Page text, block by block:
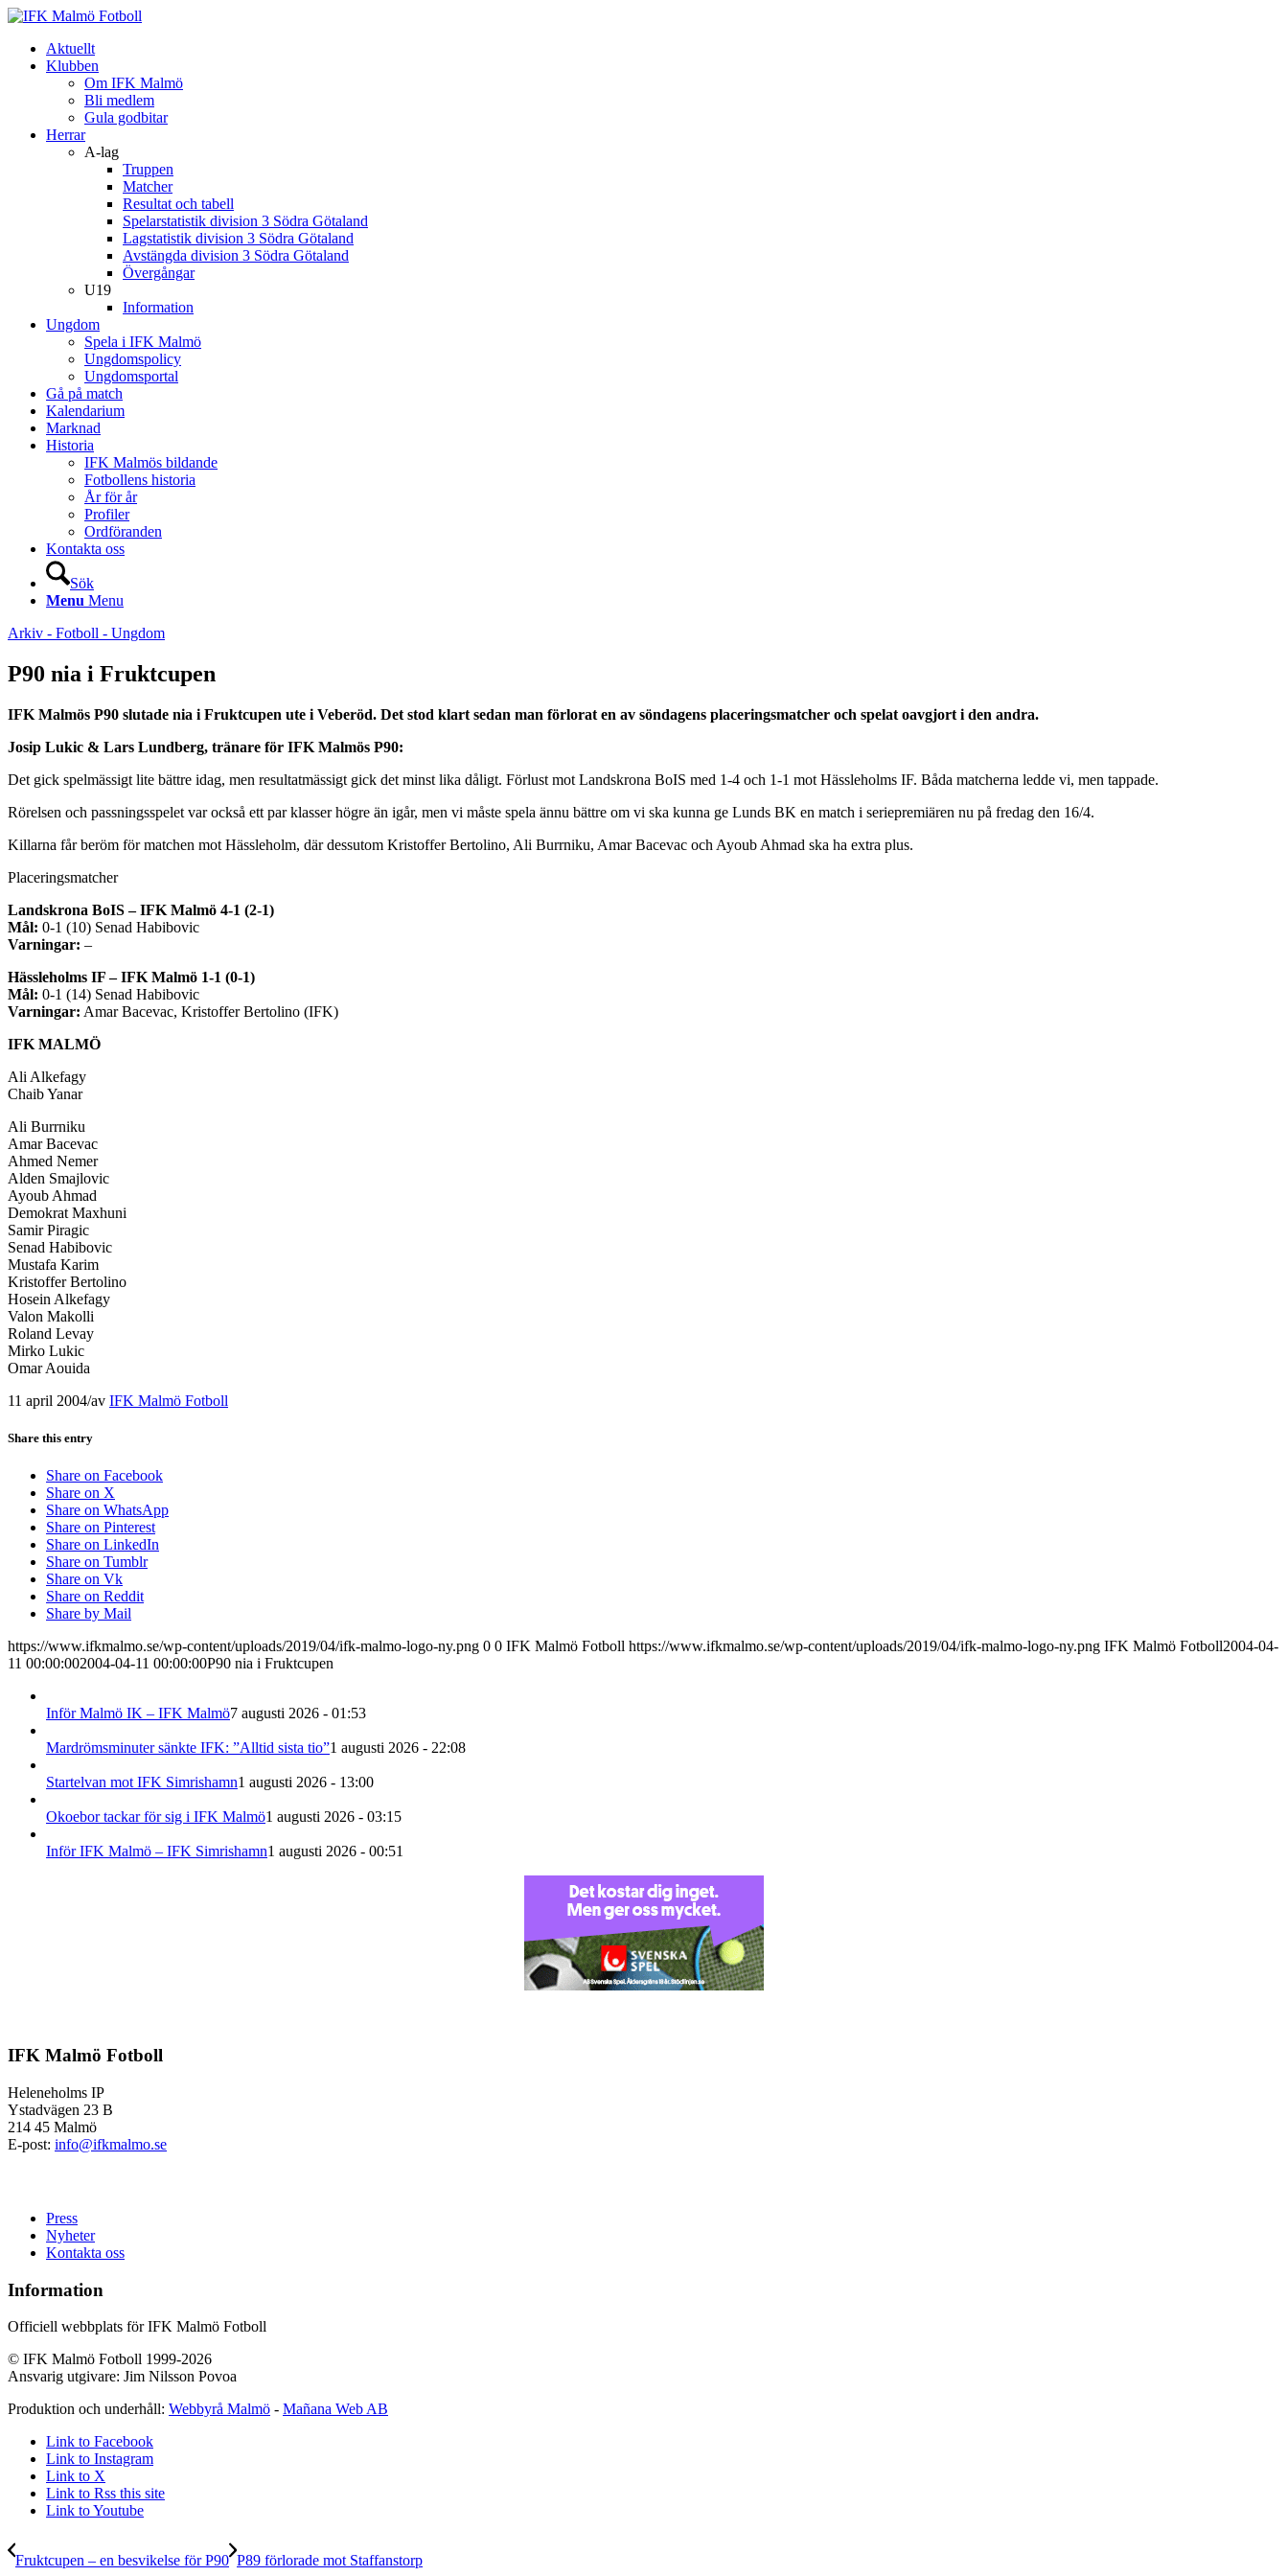
Aktuellt
Klubben
Om IFK Malmö
Bli medlem
Gula godbitar
Herrar
A-lag
Truppen
Matcher
Resultat och tabell
Spelarstatistik division 3 Södra Götaland
Lagstatistik division 3 Södra Götaland
Avstängda division 3 Södra Götaland
Övergångar
U19
Information
Ungdom
Spela i IFK Malmö
Ungdomspolicy
Ungdomsportal
Gå på match
Kalendarium
Marknad
Historia
IFK Malmös bildande
Fotbollens historia
År för år
Profiler
Ordföranden
Kontakta oss
Sök
Menu Menu
Arkiv - Fotboll - Ungdom
P90 nia i Fruktcupen
IFK Malmös P90 slutade nia i Fruktcupen ute i Veberöd. Det stod klart sedan man förlorat en av söndagens placeringsmatcher och spelat oavgjort i den andra.
Josip Lukic & Lars Lundberg, tränare för IFK Malmös P90:
Det gick spelmässigt lite bättre idag, men resultatmässigt gick det minst lika dåligt. Förlust mot Landskrona BoIS med 1-4 och 1-1 mot Hässleholms IF. Båda matcherna ledde vi, men tappade.
Rörelsen och passningsspelet var också ett par klasser högre än igår, men vi måste spela ännu bättre om vi ska kunna ge Lunds BK en match i seriepremiären nu på fredag den 16/4.
Killarna får beröm för matchen mot Hässleholm, där dessutom Kristoffer Bertolino, Ali Burrniku, Amar Bacevac och Ayoub Ahmad ska ha extra plus.
Placeringsmatcher
Landskrona BoIS – IFK Malmö 4-1 (2-1)
Mål: 0-1 (10) Senad Habibovic
Varningar: –
Hässleholms IF – IFK Malmö 1-1 (0-1)
Mål: 0-1 (14) Senad Habibovic
Varningar: Amar Bacevac, Kristoffer Bertolino (IFK)
IFK MALMÖ
Ali Alkefagy
Chaib Yanar
Ali Burrniku
Amar Bacevac
Ahmed Nemer
Alden Smajlovic
Ayoub Ahmad
Demokrat Maxhuni
Samir Piragic
Senad Habibovic
Mustafa Karim
Kristoffer Bertolino
Hosein Alkefagy
Valon Makolli
Roland Levay
Mirko Lukic
Omar Aouida
11 april 2004/av IFK Malmö Fotboll
Share this entry
Share on Facebook
Share on X
Share on WhatsApp
Share on Pinterest
Share on LinkedIn
Share on Tumblr
Share on Vk
Share on Reddit
Share by Mail
https://www.ifkmalmo.se/wp-content/uploads/2019/04/ifk-malmo-logo-ny.png 0 0 IFK Malmö Fotboll https://www.ifkmalmo.se/wp-content/uploads/2019/04/ifk-malmo-logo-ny.png IFK Malmö Fotboll2004-04-
11 00:00:002004-04-11 00:00:00P90 nia i Fruktcupen
Inför Malmö IK – IFK Malmö7 augusti 2026 - 01:53
Mardrömsminuter sänkte IFK: ”Alltid sista tio”1 augusti 2026 - 22:08
Startelvan mot IFK Simrishamn1 augusti 2026 - 13:00
Okoebor tackar för sig i IFK Malmö1 augusti 2026 - 03:15
Inför IFK Malmö – IFK Simrishamn1 augusti 2026 - 00:51
IFK Malmö Fotboll
Heleneholms IP
Ystadvägen 23 B
214 45 Malmö
E-post: info@ifkmalmo.se
Press
Nyheter
Kontakta oss
Information
Officiell webbplats för IFK Malmö Fotboll
© IFK Malmö Fotboll 1999-2026
Ansvarig utgivare: Jim Nilsson Povoa
Produktion och underhåll: Webbyrå Malmö - Mañana Web AB
Link to Facebook
Link to Instagram
Link to X
Link to Rss this site
Link to Youtube
Fruktcupen – en besvikelse för P90 P89 förlorade mot Staffanstorp